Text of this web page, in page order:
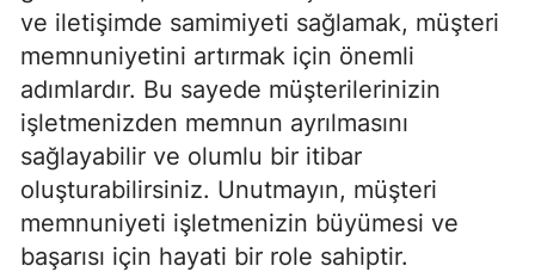
ve iletişimde samimiyeti sağlamak, müşteri
memnuniyetini artırmak için önemli
adımlardır. Bu sayede müşterilerinizin
işletmenizden memnun ayrılmasını
sağlayabilir ve olumlu bir itibar
oluşturabilirsiniz. Unutmayın, müşteri
memnuniyeti işletmenizin büyümesi ve
başarısı için hayati bir role sahiptir.